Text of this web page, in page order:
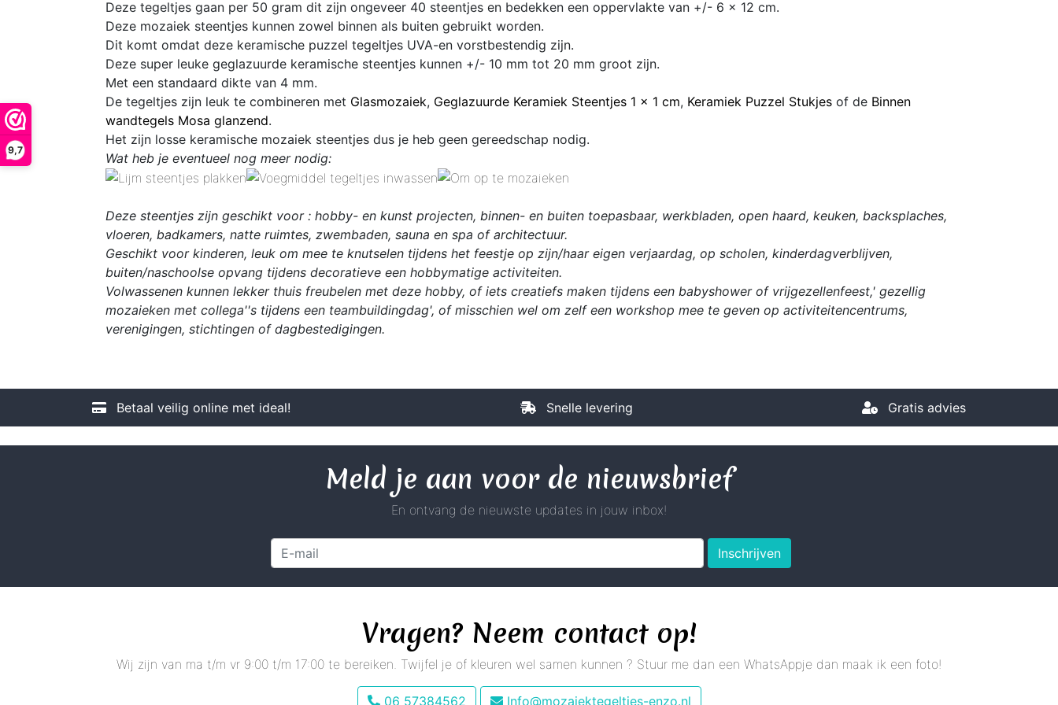
9,7
Deze tegeltjes gaan per 50 gram dit zijn ongeveer 40 steentjes en bedekken een oppervlakte van +/- 6 x 12 cm.
Deze mozaiek steentjes kunnen zowel binnen als buiten gebruikt worden.
Dit komt omdat deze keramische puzzel tegeltjes UVA-en vorstbestendig zijn.
Deze super leuke geglazuurde keramische steentjes kunnen +/- 10 mm tot 20 mm groot zijn.
Met een standaard dikte van 4 mm.
De tegeltjes zijn leuk te combineren met Glasmozaiek, Geglazuurde Keramiek Steentjes 1 x 1 cm, Keramiek Puzzel Stukjes of de Binnen
wandtegels Mosa glanzend.
Het zijn losse keramische mozaiek steentjes dus je heb geen gereedschap nodig.
Wat heb je eventueel nog meer nodig:
Deze steentjes zijn geschikt voor : hobby- en kunst projecten, binnen- en buiten toepasbaar, werkbladen, open haard, keuken, backsplaches,
vloeren, badkamers, natte ruimtes, zwembaden, sauna en spa of architectuur.
Geschikt voor kinderen, leuk om mee te knutselen tijdens het feestje op zijn/haar eigen verjaardag, op scholen, kinderdagverblijven,
buiten/naschoolse opvang tijdens decoratieve een hobbymatige activiteiten.
Volwassenen kunnen lekker thuis freubelen met deze hobby, of iets creatiefs maken tijdens een babyshower of vrijgezellenfeest,' gezellig
mozaieken met collega''s tijdens een teambuildingdag', of misschien wel om zelf een workshop mee te geven op activiteitencentrums,
verenigingen, stichtingen of dagbestedigingen.
Betaal veilig online met ideal! Snelle levering Gratis advies
Meld je aan voor de nieuwsbrief
En ontvang de nieuwste updates in jouw inbox!
Inschrijven
Vragen? Neem contact op!
Wij zijn van ma t/m vr 9:00 t/m 17:00 te bereiken. Twijfel je of kleuren wel samen kunnen ? Stuur me dan een WhatsAppje dan maak ik een foto!
06 57384562 Info@mozaiektegeltjes-enzo.nl